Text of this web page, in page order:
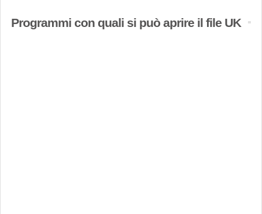
Programmi con quali si può aprire il file UK